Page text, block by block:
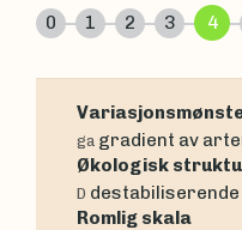
0
1 2 3 4
ga gradient av
Økologisk
D
Romlig skala